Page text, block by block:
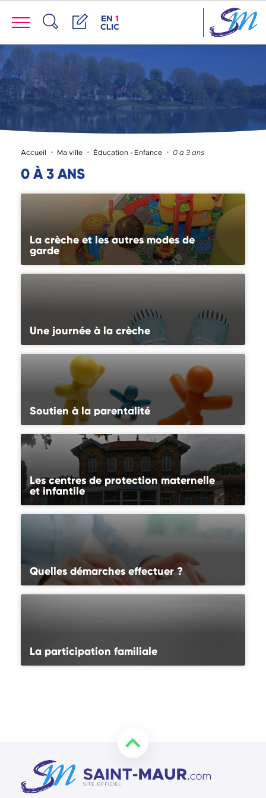
Menu ACCÈS DE LA FENÊTRE DES
EN 1
CLIC
Accueil Ma ville Éducation - Enfance Page active :
0 à 3 ans
0 À 3 ANS
La crèche et les autres modes de
garde
Une journée à la crèche
Soutien à la parentalité
Les centres de protection maternelle
et infantile
Quelles démarches effectuer ?
La participation familiale
Panneau de gestion des cookies